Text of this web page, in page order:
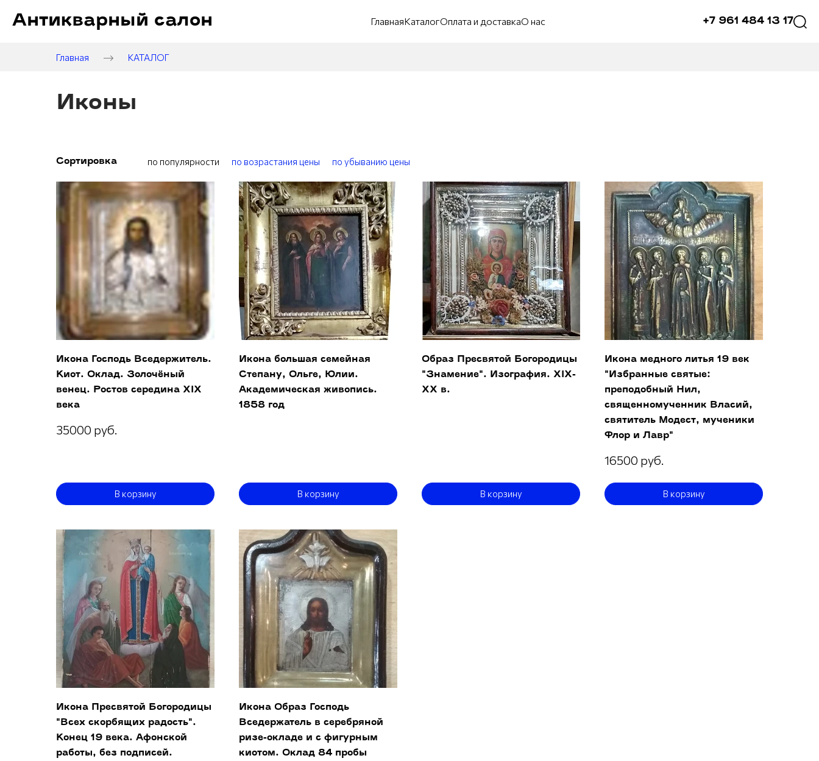
Антикварный салон ГлавнаяКаталогОплата и доставкаО нас +7 961 484 13 17
Главная КАТАЛОГ
Иконы
Сортировка по популярности по возрастания цены по убыванию цены
Икона Господь Вседержитель.
Киот. Оклад. Золочёный
венец. Ростов середина ХIХ
века
35000 руб.
В корзину
Икона большая семейная
Степану, Ольге, Юлии.
Академическая живопись.
1858 год
В корзину
Образ Пресвятой Богородицы
"Знамение". Изография. ХIX-
XX в.
В корзину
Икона медного литья 19 век
"Избранные святые:
преподобный Нил,
священномученник Власий,
святитель Модест, мученики
Флор и Лавр"
16500 руб.
В корзину
Икона Пресвятой Богородицы
"Всех скорбящих радость".
Конец 19 века. Афонской
работы, без подписей.
Икона Образ Господь
Вседержатель в серебряной
ризе-окладе и с фигурным
киотом. Оклад 84 пробы